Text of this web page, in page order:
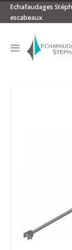
Echafaudages
escabeaux
Basculer